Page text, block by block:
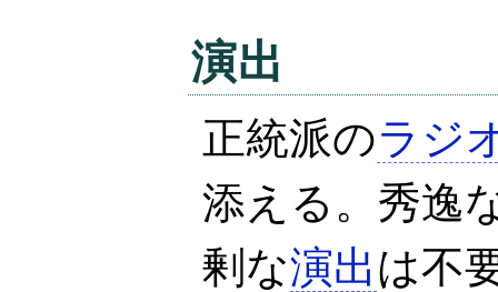
演出
正統派のラジ
添える。秀逸
剰な演出は不